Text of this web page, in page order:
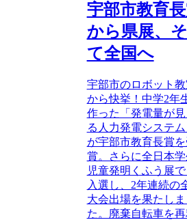
宇部市教育
から県展、
て全国へ
宇部市のロボット教
から快挙！中学2年
作った「発電量が見
る人力発電システム
が宇部市教育長賞を
賞。さらに全日本学
児童発明くふう展で
入選し、2年連続の
大会出場を果たしま
た。廃棄自転車を再